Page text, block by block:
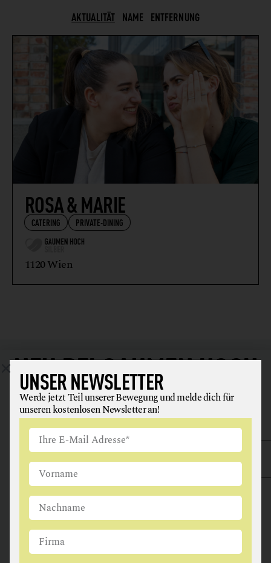
WEINBAU
CAFÉ
CATERING
EISSALON
EVENTLOCATION
FINE DINING
FRÜHSTÜCK
GASTHAUS
HÜTTE
PATISSERIE
PRIVATE-DINING
AKTUALITÄT NAME ENTFERNUNG
ROSA & MARIE
CATERING PRIVATE-DINING
1120 Wien
NEU BEIGAUMEN HOCH
Unsere Bewegung wächst: Um Menschen, die Lebensmittel
verantwortungsbewusst herstellen oder verarbeiten. Und uns
inspirieren, uns gesünder zu ernähren.
UNSER NEWSLETTER
Werde jetzt Teil unserer Bewegung und melde dich für
unseren kostenlosen Newsletter an!